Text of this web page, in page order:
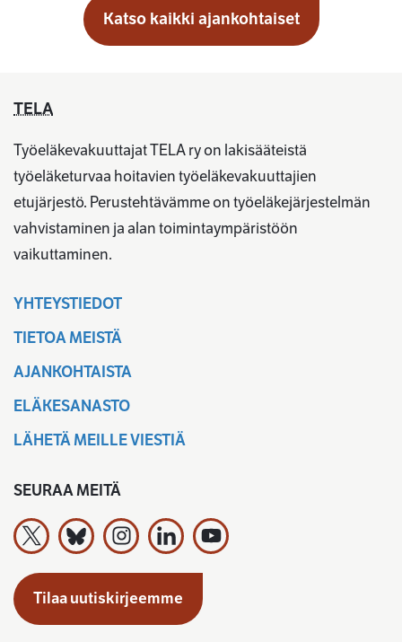
Katso kaikki ajankohtaiset
TELA
Työeläkevakuuttajat TELA ry on lakisääteistä
työeläketurvaa hoitavien työeläkevakuuttajien
etujärjestö. Perustehtävämme on työeläkejärjestelmän
vahvistaminen ja alan toimintaympäristöön
vaikuttaminen.
YHTEYSTIEDOT
TIETOA MEISTÄ
AJANKOHTAISTA
ELÄKESANASTO
LÄHETÄ MEILLE VIESTIÄ
SEURAA MEITÄ
Työeläkevakuuttajat TELA ry X:ssä
Työeläkevakuuttajat TELA ry Bluesky:ssa
Työeläkevakuuttajat TELA ry
Työeläkevakuuttajat TELA ry
Työeläkevakuuttajat TELA ry
Tilaa uutiskirjeemme